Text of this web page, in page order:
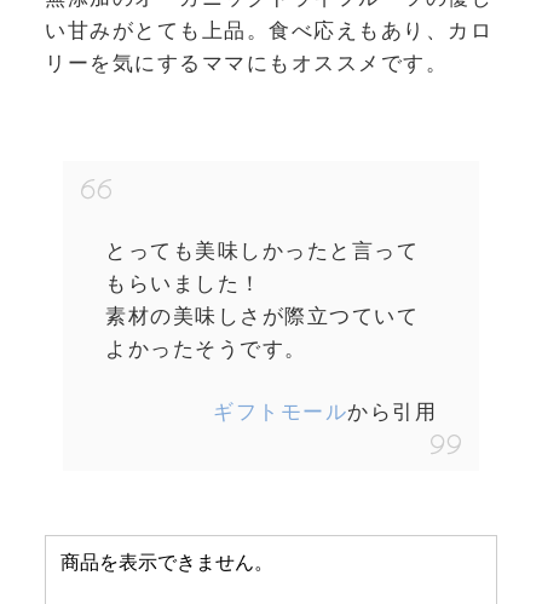
い甘みがとても上品。食べ応えもあり、カロ
リーを気にするママにもオススメです。
とっても美味しかったと言って
もらいました！
素材の美味しさが際立つていて
よかったそうです。
ギフトモールから引用